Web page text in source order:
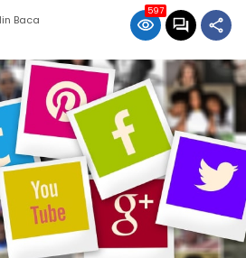
Baca
597